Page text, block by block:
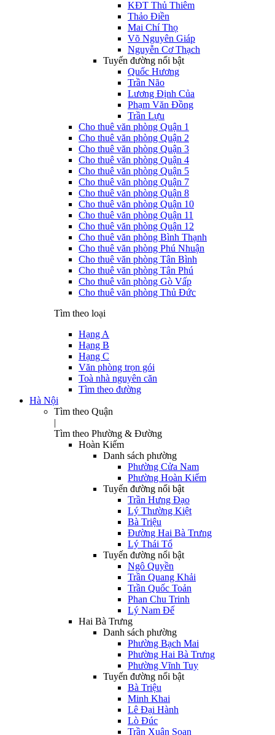
KĐT Thủ Thiêm
Thảo Điền
Mai Chí Thọ
Võ Nguyên Giáp
Nguyễn Cơ Thạch
Tuyến đường nổi bật
Quốc Hương
Trần Não
Lương Định Của
Phạm Văn Đồng
Trần Lựu
Cho thuê văn phòng Quận 1
Cho thuê văn phòng Quận 2
Cho thuê văn phòng Quận 3
Cho thuê văn phòng Quận 4
Cho thuê văn phòng Quận 5
Cho thuê văn phòng Quận 7
Cho thuê văn phòng Quận 8
Cho thuê văn phòng Quận 10
Cho thuê văn phòng Quận 11
Cho thuê văn phòng Quận 12
Cho thuê văn phòng Bình Thạnh
Cho thuê văn phòng Phú Nhuận
Cho thuê văn phòng Tân Bình
Cho thuê văn phòng Tân Phú
Cho thuê văn phòng Gò Vấp
Cho thuê văn phòng Thủ Đức
Tìm theo loại
Hạng A
Hạng B
Hạng C
Văn phòng trọn gói
Toà nhà nguyên căn
Tìm theo đường
Hà Nội
Tìm theo Quận
|
Tìm theo Phường & Đường
Hoàn Kiếm
Danh sách phường
Phường Cửa Nam
Phường Hoàn Kiếm
Tuyến đường nổi bật
Trần Hưng Đạo
Lý Thường Kiệt
Bà Triệu
Đường Hai Bà Trưng
Lý Thái Tổ
Tuyến đường nổi bật
Ngô Quyền
Trần Quang Khải
Trần Quốc Toản
Phan Chu Trinh
Lý Nam Đế
Hai Bà Trưng
Danh sách phường
Phường Bạch Mai
Phường Hai Bà Trưng
Phường Vĩnh Tuy
Tuyến đường nổi bật
Bà Triệu
Minh Khai
Lê Đại Hành
Lò Đúc
Trần Xuân Soạn